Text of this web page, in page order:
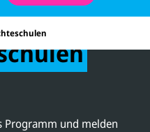
d
v
Programm und melden